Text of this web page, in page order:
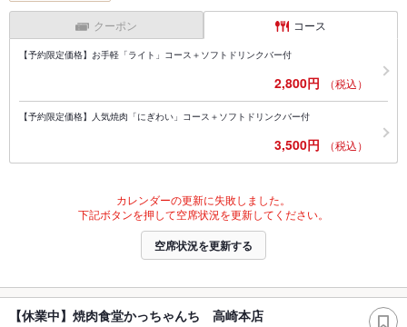
クーポン コース
【予約限定価格】お手軽「ライト」コース＋ソフトドリンクバー付
2,800円 （税込）
【予約限定価格】人気焼肉「にぎわい」コース＋ソフトドリンクバー付
3,500円 （税込）
カレンダーの更新に失敗しました。
下記ボタンを押して空席状況を更新してください。
空席状況を更新する
【休業中】焼肉食堂かっちゃんち 高崎本店